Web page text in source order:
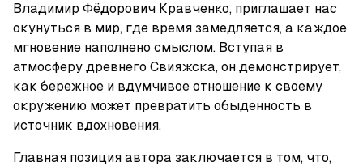
Владимир Фёдорович Кравченко, приглашает нас
окунуться в мир, где время замедляется, а каждое
мгновение наполнено смыслом. Вступая в
атмосферу древнего Свияжска, он демонстрирует,
как бережное и вдумчивое отношение к своему
окружению может превратить обыденность в
источник вдохновения.
Главная позиция автора заключается в том, что,